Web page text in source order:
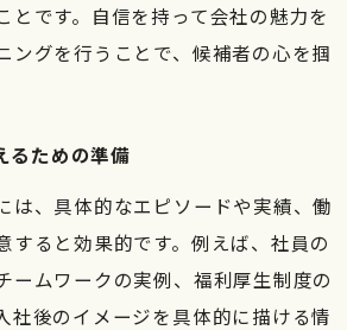
とです。自信を持って会社の魅力を
ングを行うことで、候補者の心を掴
るための準備
は、具体的なエピソードや実績、働
すると効果的です。例えば、社員の
ームワークの実例、福利厚生制度の
社後のイメージを具体的に描ける情